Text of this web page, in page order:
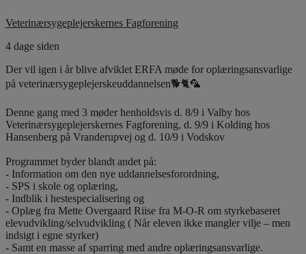
Veterinærsygeplejerskernes Fagforening
4 dage siden
Der vil igen i år blive afviklet ERFA møde for oplæringsansvarlige
på veterinærsygeplejerskeuddannelsen🐕🐈🦜
Denne gang med 3 møder henholdsvis d. 8/9 i Valby hos
Veterinærsygeplejerskernes Fagforening, d. 9/9 i Kolding hos
Hansenberg på Vranderupvej og d. 10/9 i Vodskov
Programmet byder blandt andet på:
- Information om den nye uddannelsesforordning,
- SPS i skole og oplæring,
- Indblik i hestespecialisering og
- Oplæg fra Mette Overgaard Riise fra M-O-R om styrkebaseret
elevudvikling/selvudvikling ( Når eleven ikke mangler vilje – men
indsigt i egne styrker)
- Samt en masse af sparring med andre oplæringsansvarlige.